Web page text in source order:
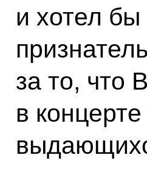
и хотел
за то, что
в